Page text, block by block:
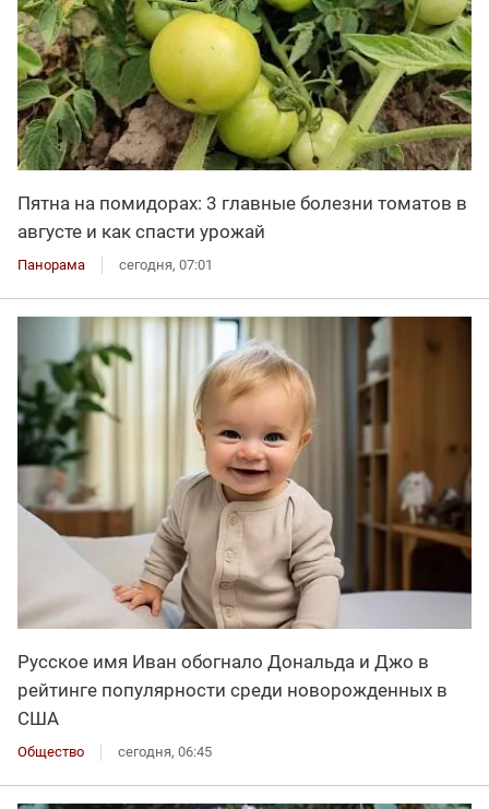
Пятна на помидорах: 3 главные болезни томатов в
августе и как спасти урожай
Панорама сегодня, 07:01
Русское имя Иван обогнало Дональда и Джо в
рейтинге популярности среди новорожденных в
США
Общество сегодня, 06:45